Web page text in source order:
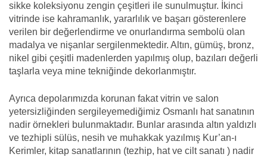
sikke koleksiyonu zengin çeşitleri ile sunulmuştur. İkinci
vitrinde ise kahramanlık, yararlılık ve başarı gösterenlere
verilen bir değerlendirme ve onurlandırma sembolü olan
madalya ve nişanlar sergilenmektedir. Altın, gümüş, bronz,
nikel gibi çeşitli madenlerden yapılmış olup, bazıları değerli
taşlarla veya mine tekniğinde dekorlanmıştır.
Ayrıca depolarımızda korunan fakat vitrin ve salon
yetersizliğinden sergileyemediğimiz Osmanlı hat sanatının
nadir örnekleri bulunmaktadır. Bunlar arasında altın yaldızlı
ve tezhipli sülüs, nesih ve muhakkak yazılmış Kur’an-ı
Kerimler, kitap sanatlarının (tezhip, hat ve cilt sanatı ) nadir